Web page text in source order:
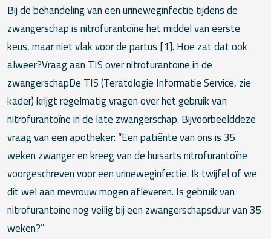
Bij de behandeling van een urineweginfectie tijdens de
zwangerschap is nitrofurantoïne het middel van eerste
keus, maar niet vlak voor de partus [1]. Hoe zat dat ook
alweer?Vraag aan TIS over nitrofurantoïne in de
zwangerschapDe TIS (Teratologie Informatie Service, zie
kader) krijgt regelmatig vragen over het gebruik van
nitrofurantoïne in de late zwangerschap. Bijvoorbeelddeze
vraag van een apotheker: “Een patiënte van ons is 35
weken zwanger en kreeg van de huisarts nitrofurantoïne
voorgeschreven voor een urineweginfectie. Ik twijfel of we
dit wel aan mevrouw mogen afleveren. Is gebruik van
nitrofurantoïne nog veilig bij een zwangerschapsduur van 35
weken?”